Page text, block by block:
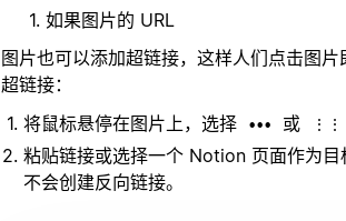
如果图片的 URL
图片也可以添加超链接，这样人们点击图
超链接：
将鼠标悬停在图片上，选择
••• 或 ⋮⋮
粘贴链接或选择一个 Notion 页面作为
不会创建反向链接。